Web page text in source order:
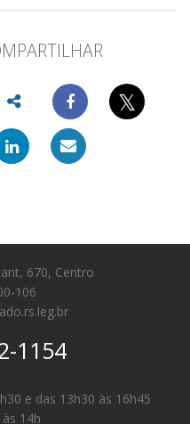
𝕏
670, Centro
106
1154
e das 13h30 às 16h45
às 14h